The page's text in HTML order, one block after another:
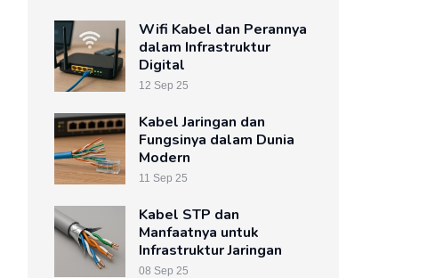
Wifi Kabel dan Perannya
dalam Infrastruktur
Digital
12 Sep 25
Kabel Jaringan dan
Fungsinya dalam Dunia
Modern
11 Sep 25
Kabel STP dan
Manfaatnya untuk
Infrastruktur Jaringan
08 Sep 25